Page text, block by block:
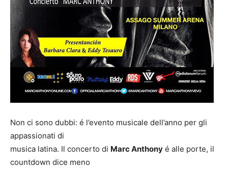
Non ci sono dubbi: é l’evento musicale dell’anno per gli
appassionati di
musica latina. Il concerto di Marc Anthony é alle porte, il
countdown dice meno